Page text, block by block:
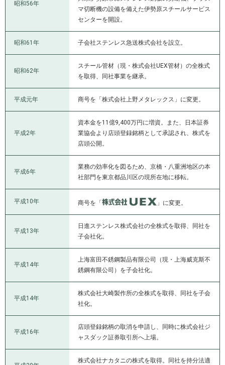
昭和56年
マ切断機の設備を備えた伊勢原スチールサービス
センターを開設。
昭和61年 子会社ステンレス急送株式会社を設立。
昭和62年
スチール管材（現・株式会社UEX管材）の全株式
を取得、同社事業を継承。
平成元年 商号を「株式会社上野メタレックス」に変更。
平成2年
資本金を11億9,400万円に増資。また、日本証券
業協会より店頭登録銘柄として承認され、株式を
店頭公開。
平成6年
業務の効率化を図るため、京橋・八重洲地区の本
社部門を東京都品川区の現所在地に移転。
平成10年 商号を「 」に変更。
平成13年
日進ステンレス株式会社の全株式を取得、同社を
子会社化。
平成14年
上海富田不銹鋼製品有限公司（現・上海威克斯不
銹鋼有限公司）を子会社化。
平成14年
株式会社大崎製作所の全株式を取得、同社を子会
社化。
平成16年
店頭登録銘柄の取消を申請し、同時に株式会社ジ
ャスダック証券取引所へ上場。
株式会社ナカタニの株式を取得。同社を持分法適